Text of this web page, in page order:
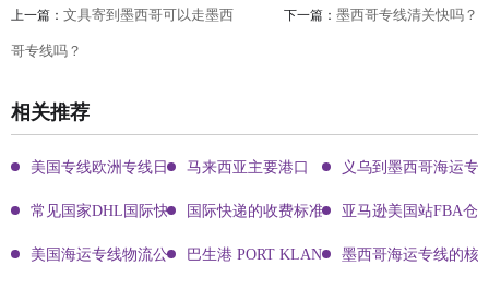
上一篇： 文具寄到墨西哥可以走墨西
哥专线吗？
下一篇： 墨西哥专线清关快吗？
相关推荐
美国专线欧洲专线日本专线区别马来西亚主要港口 义乌到墨西哥海运专
常见国家DHL国际快递客服热线国际快递的收费标准!四大国际快递的尺寸重
亚马逊美国站FBA仓
美国海运专线物流公司有哪些?巴生港 PORT KLANG 墨西哥海运专线的核